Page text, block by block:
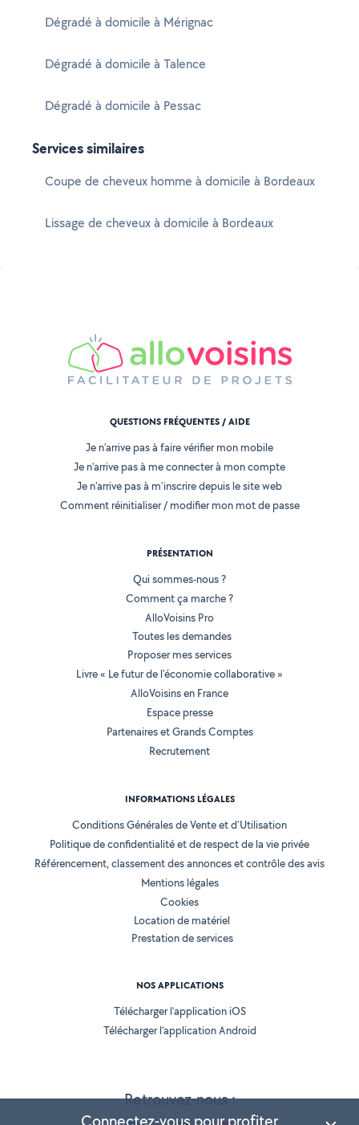
Dégradé à domicile à Mérignac
Dégradé à domicile à Talence
Dégradé à domicile à Pessac
Services similaires
Coupe de cheveux homme à domicile à Bordeaux
Lissage de cheveux à domicile à Bordeaux
Retrouvez-nous :
QUESTIONS FRÉQUENTES / AIDE
Je n'arrive pas à faire vérifier mon mobile
Je n'arrive pas à me connecter à mon compte
Je n'arrive pas à m'inscrire depuis le site web
Comment réinitialiser / modifier mon mot de passe
PRÉSENTATION
Qui sommes-nous ?
Comment ça marche ?
AlloVoisins Pro
Toutes les demandes
Proposer mes services
Livre « Le futur de l'économie collaborative »
AlloVoisins en France
Espace presse
Partenaires et Grands Comptes
Recrutement
INFORMATIONS LÉGALES
Conditions Générales de Vente et d'Utilisation
Politique de confidentialité et de respect de la vie privée
Référencement, classement des annonces et contrôle des avis
Mentions légales
Cookies
Location de matériel
Prestation de services
NOS APPLICATIONS
Télécharger l’application iOS
Télécharger l’application Android